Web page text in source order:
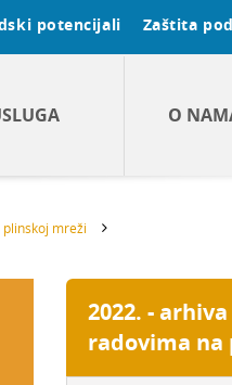
potencijali Zaštita
O
mreži
2022. -
radovima